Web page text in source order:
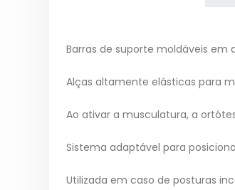
Barras de suporte moldáveis
Alças altamente elásticas para
Ao ativar a musculatura, a
Sistema adaptável para
Utilizada em caso de posturas